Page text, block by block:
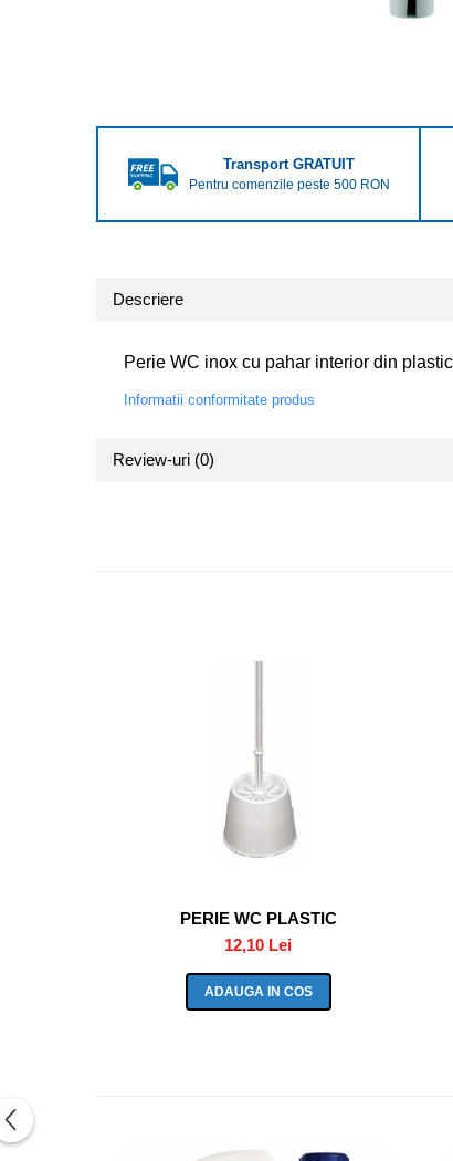
Transport GRATUIT
Pentru comenzile peste 500 RON
Descriere
Perie WC inox cu pahar interior din
Informatii conformitate produs
Review-uri (0)
PERIE WC PLASTIC
12,10 Lei
ADAUGA IN COS